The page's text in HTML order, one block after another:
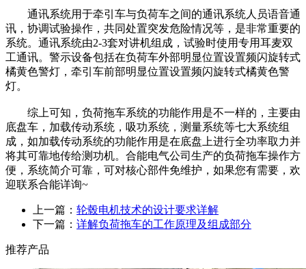
通讯系统用于牵引车与负荷车之间的通讯系统人员语音通
讯，协调试验操作，共同处置突发危险情况等，是非常重要的
系统。通讯系统由2-3套对讲机组成，试验时使用专用耳麦双
工通讯。警示设备包括在负荷车外部明显位置设置频闪旋转式
橘黄色警灯，牵引车前部明显位置设置频闪旋转式橘黄色警
灯。
综上可知，负荷拖车系统的功能作用是不一样的，主要由
底盘车，加载传动系统，吸功系统，测量系统等七大系统组
成，如加载传动系统的功能作用是在底盘上进行全功率取力并
将其可靠地传给测功机。合能电气公司生产的负荷拖车操作方
便，系统简介可靠，可对核心部件免维护，如果您有需要，欢
迎联系合能详询~
上一篇： 轮毂电机技术的设计要求详解
下一篇： 详解负荷拖车的工作原理及组成部分
推荐产品